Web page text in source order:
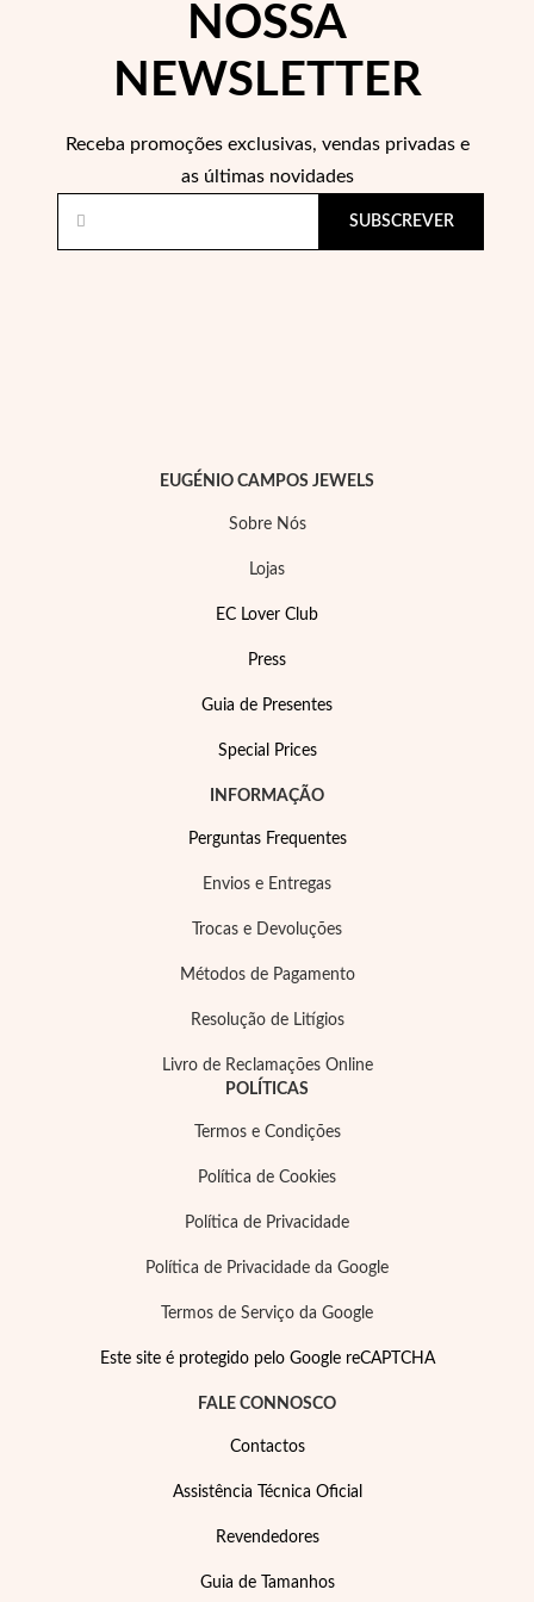
Filigrana
NOSSA
NEWSLETTER
Receba promoções exclusivas, vendas privadas e
as últimas novidades
SUBSCREVER
EUGÉNIO CAMPOS JEWELS
Sobre Nós
Lojas
EC Lover Club
Press
Guia de Presentes
Special Prices
INFORMAÇÃO
Perguntas Frequentes
Envios e Entregas
Trocas e Devoluções
Métodos de Pagamento
Resolução de Litígios
Livro de Reclamações Online
POLÍTICAS
Termos e Condições
Política de Cookies
Política de Privacidade
Política de Privacidade da Google
Termos de Serviço da Google
Este site é protegido pelo Google reCAPTCHA
FALE CONNOSCO
Contactos
Assistência Técnica Oficial
Revendedores
Guia de Tamanhos